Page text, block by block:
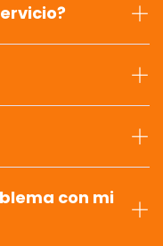
con mi